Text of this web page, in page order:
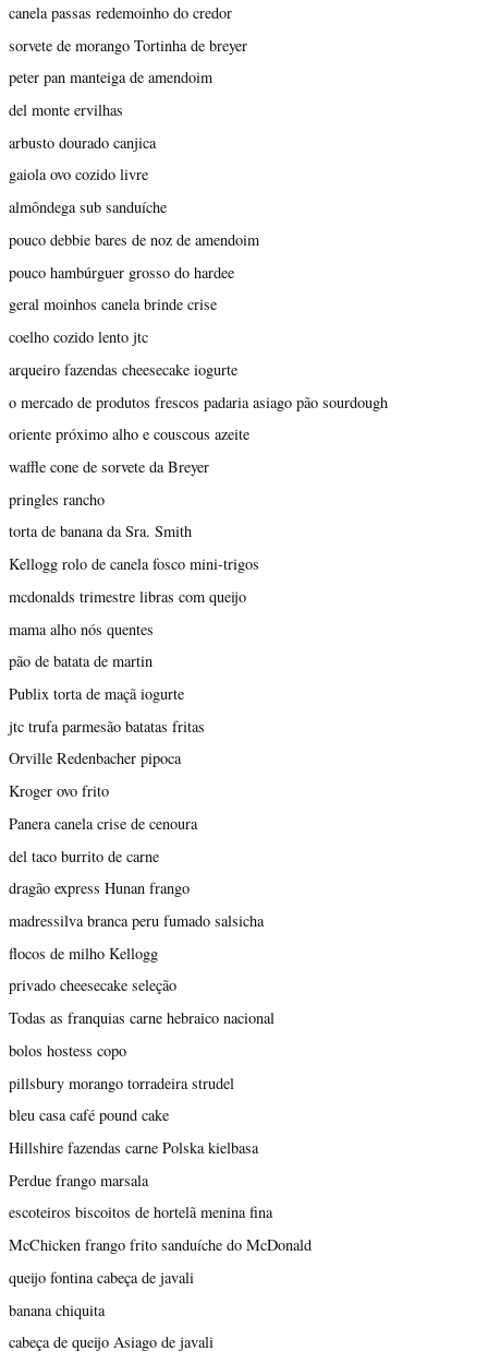
canela passas redemoinho do credor
sorvete de morango Tortinha de breyer
peter pan manteiga de amendoim
del monte ervilhas
arbusto dourado canjica
gaiola ovo cozido livre
almôndega sub sanduíche
pouco debbie bares de noz de amendoim
pouco hambúrguer grosso do hardee
geral moinhos canela brinde crise
coelho cozido lento jtc
arqueiro fazendas cheesecake iogurte
o mercado de produtos frescos padaria asiago pão sourdough
oriente próximo alho e couscous azeite
waffle cone de sorvete da Breyer
pringles rancho
torta de banana da Sra. Smith
Kellogg rolo de canela fosco mini-trigos
mcdonalds trimestre libras com queijo
mama alho nós quentes
pão de batata de martin
Publix torta de maçã iogurte
jtc trufa parmesão batatas fritas
Orville Redenbacher pipoca
Kroger ovo frito
Panera canela crise de cenoura
del taco burrito de carne
dragão express Hunan frango
madressilva branca peru fumado salsicha
flocos de milho Kellogg
privado cheesecake seleção
Todas as franquias carne hebraico nacional
bolos hostess copo
pillsbury morango torradeira strudel
bleu casa café pound cake
Hillshire fazendas carne Polska kielbasa
Perdue frango marsala
escoteiros biscoitos de hortelã menina fina
McChicken frango frito sanduíche do McDonald
queijo fontina cabeça de javali
banana chiquita
cabeça de queijo Asiago de javali